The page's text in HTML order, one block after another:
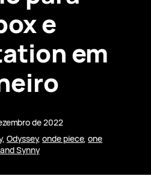
e
em
de 2022
, Odyssey, onde piece, one
Synny